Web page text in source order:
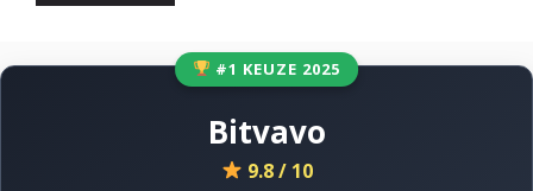
#1 KEUZE 2025
Bitvavo
9.8 / 10